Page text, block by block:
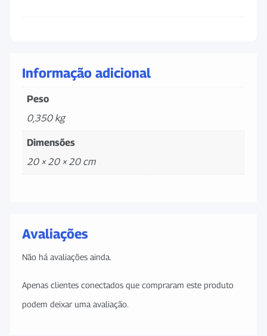
Informação adicional
Peso
0,350 kg
Dimensões
20 × 20 × 20 cm
Avaliações
Não há avaliações ainda.
Apenas clientes conectados que compraram este produto
podem deixar uma avaliação.